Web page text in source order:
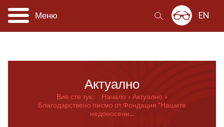
Меню EN
Актуално
Вие сте тук: Начало
Актуално
Благодарствено писмо от Фондация "Нашите
недоносени...